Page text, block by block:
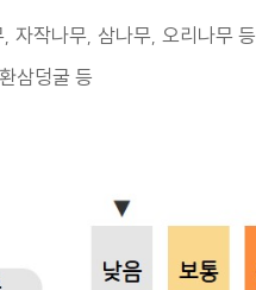
자작나무, 삼나무, 오리나무 등
삼덩굴 등